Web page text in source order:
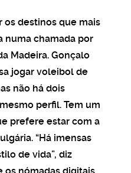
os destinos que mais
numa chamada por
Madeira. Gonçalo
jogar voleibol de
não há dois
perfil. Tem um
prefere estar com a
“Há imensas
de vida”, diz
os nómadas digitais